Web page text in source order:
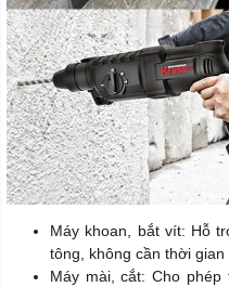
Máy khoan, bắt vít: Hỗ
tông, không cần thời gian
Máy mài, cắt: Cho phép